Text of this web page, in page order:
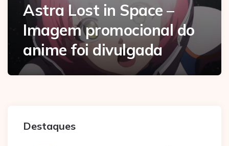
Astra Lost in Space –
Imagem promocional do
anime foi divulgada
Destaques